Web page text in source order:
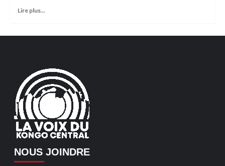
Lire plus...
NOUS JOINDRE